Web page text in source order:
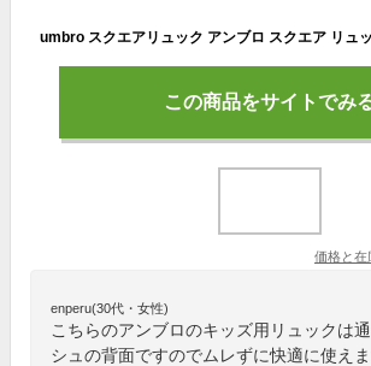
この商品をサイトでみ
価格と在
enperu(30代・女性)
こちらのアンブロのキッズ用リュックは
シュの背面ですのでムレずに快適に使え